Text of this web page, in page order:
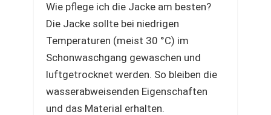
Wie pflege ich die Jacke am besten?
Die Jacke sollte bei niedrigen
Temperaturen (meist 30 °C) im
Schonwaschgang gewaschen und
luftgetrocknet werden. So bleiben die
wasserabweisenden Eigenschaften
und das Material erhalten.